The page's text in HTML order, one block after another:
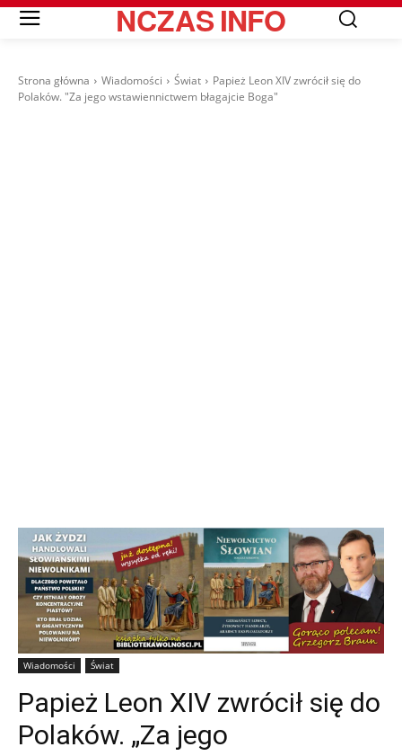
NCZASINFO
Strona główna Wiadomości Świat
Papież Leon XIV zwrócił się do
Polaków. "Za jego wstawiennictwem błagajcie Boga"
Wiadomości Świat
Papież Leon XIV zwrócił się do
Polaków. „Za jego